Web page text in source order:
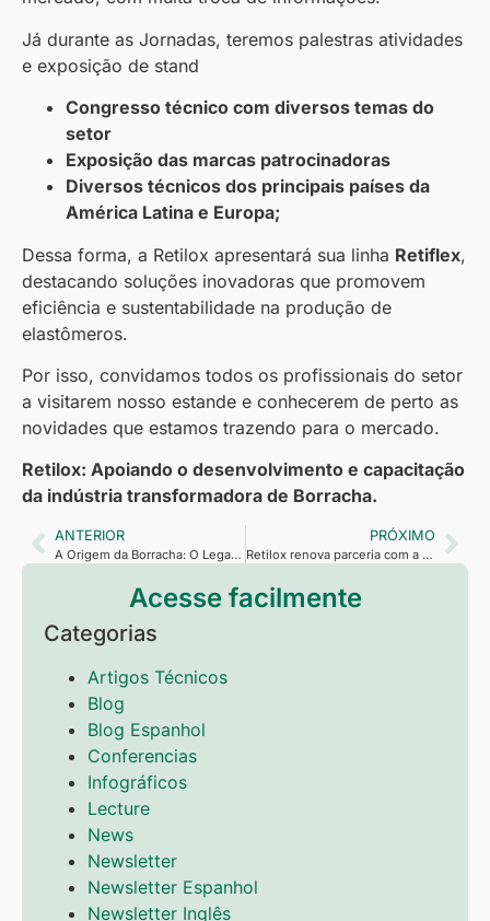
Já durante as Jornadas, teremos palestras atividades
e exposição de stand
Congresso técnico com diversos temas do
setor
Exposição das marcas patrocinadoras
Diversos técnicos dos principais países da
América Latina e Europa;
Dessa forma, a Retilox apresentará sua linha Retiflex,
destacando soluções inovadoras que promovem
eficiência e sustentabilidade na produção de
elastômeros.
Por isso, convidamos todos os profissionais do setor
a visitarem nosso estande e conhecerem de perto as
novidades que estamos trazendo para o mercado.
Retilox: Apoiando o desenvolvimento e capacitação
da indústria transformadora de Borracha.
ANTERIOR
A Origem da Borracha: O Legado que Transformou a Indústria
PRÓXIMO
Retilox renova parceria com a SLTC e reforça seu compromisso com a educação técnica na indústria da borracha
Acesse facilmente
Categorias
Artigos Técnicos
Blog
Blog Espanhol
Conferencias
Infográficos
Lecture
News
Newsletter
Newsletter Espanhol
Newsletter Inglês